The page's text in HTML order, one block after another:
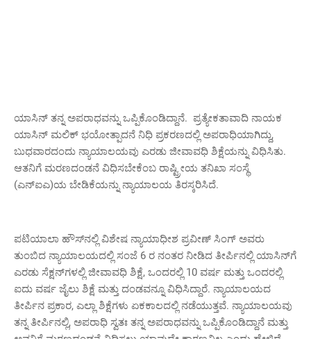
ಯಾಸಿನ್ ತನ್ನ ಅಪರಾಧವನ್ನು ಒಪ್ಪಿಕೊಂಡಿದ್ದಾನೆ. ಪ್ರತ್ಯೇಕತಾವಾದಿ ನಾಯಕ
ಯಾಸಿನ್ ಮಲಿಕ್‌ ಭಯೋತ್ಪಾದನೆ ನಿಧಿ ಪ್ರಕರಣದಲ್ಲಿ ಅಪರಾಧಿಯಾಗಿದ್ದು,
ಬುಧವಾರದಂದು ನ್ಯಾಯಾಲಯವು ಎರಡು ಜೀವಾವಧಿ ಶಿಕ್ಷೆಯನ್ನು ವಿಧಿಸಿತು.
ಆತನಿಗೆ ಮರಣದಂಡನೆ ವಿಧಿಸಬೇಕೆಂಬ ರಾಷ್ಟ್ರೀಯ ತನಿಖಾ ಸಂಸ್ಥೆ
(ಎನ್‌ಐಎ)ಯ ಬೇಡಿಕೆಯನ್ನು ನ್ಯಾಯಾಲಯ ತಿರಸ್ಕರಿಸಿದೆ.
ಪಟಿಯಾಲಾ ಹೌಸ್‌ನಲ್ಲಿ ವಿಶೇಷ ನ್ಯಾಯಾಧೀಶ ಪ್ರವೀಣ್ ಸಿಂಗ್ ಅವರು
ತುಂಬಿದ ನ್ಯಾಯಾಲಯದಲ್ಲಿ ಸಂಜೆ 6 ರ ನಂತರ ನೀಡಿದ ತೀರ್ಪಿನಲ್ಲಿ ಯಾಸಿನ್‌ಗೆ
ಎರಡು ಸೆಕ್ಷನ್‌ಗಳಲ್ಲಿ ಜೀವಾವಧಿ ಶಿಕ್ಷೆ, ಒಂದರಲ್ಲಿ 10 ವರ್ಷ ಮತ್ತು ಒಂದರಲ್ಲಿ
ಐದು ವರ್ಷ ಜೈಲು ಶಿಕ್ಷೆ ಮತ್ತು ದಂಡವನ್ನೂ ವಿಧಿಸಿದ್ದಾರೆ. ನ್ಯಾಯಾಲಯದ
ತೀರ್ಪಿನ ಪ್ರಕಾರ, ಎಲ್ಲಾ ಶಿಕ್ಷೆಗಳು ಏಕಕಾಲದಲ್ಲಿ ನಡೆಯುತ್ತವೆ. ನ್ಯಾಯಾಲಯವು
ತನ್ನ ತೀರ್ಪಿನಲ್ಲಿ, ಅಪರಾಧಿ ಸ್ವತಃ ತನ್ನ ಅಪರಾಧವನ್ನು ಒಪ್ಪಿಕೊಂಡಿದ್ದಾನೆ ಮತ್ತು